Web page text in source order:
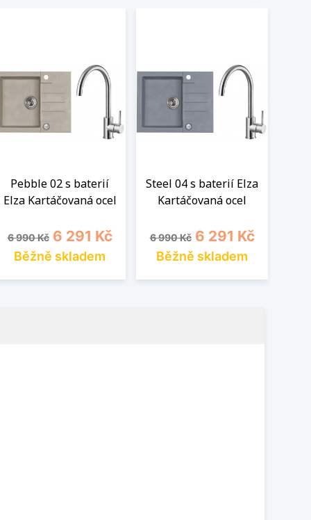
Pebble 02 s baterií
Elza Kartáčovaná ocel
Běžná cena
6 990 Kč Cena
6 291 Kč
Běžně skladem
Steel 04 s baterií Elza
Kartáčovaná ocel
Běžná cena
6 990 Kč Cena
6 291 Kč
Běžně skladem